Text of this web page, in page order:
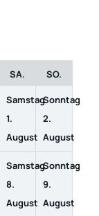
SA. SO.
Samstag
1.
August
Sonntag
2.
August
Samstag
8.
August
Sonntag
9.
August